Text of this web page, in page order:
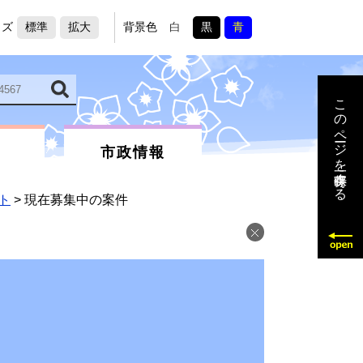
標準 拡大 背景色 白 黒 青
市政情報 このページを一時保存する
> 現在募集中の案件